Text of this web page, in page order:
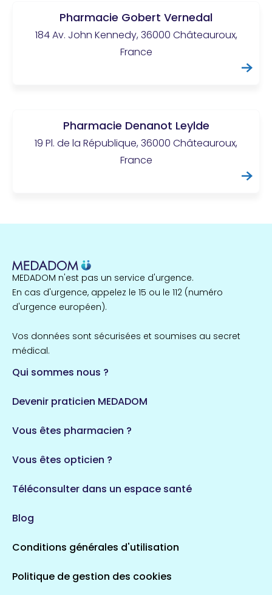
Pharmacie Gobert Vernedal
184 Av. John Kennedy, 36000 Châteauroux,
France
Pharmacie Denanot Leylde
19 Pl. de la République, 36000 Châteauroux,
France
MEDADOM n'est pas un service d'urgence.
En cas d'urgence, appelez le 15 ou le 112 (numéro
d'urgence européen).
Vos données sont sécurisées et soumises au secret
médical.
Qui sommes nous ?
Devenir praticien MEDADOM
Vous êtes pharmacien ?
Vous êtes opticien ?
Téléconsulter dans un espace santé
Blog
Conditions générales d'utilisation
Politique de gestion des cookies